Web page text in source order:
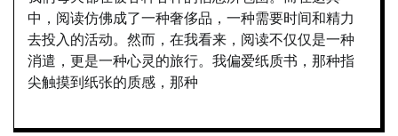
中，阅读仿佛成了一种奢侈品，一种需要时间和精力
去投入的活动。然而，在我看来，阅读不仅仅是一种
消遣，更是一种心灵的旅行。我偏爱纸质书，那种指
尖触摸到纸张的质感，那种